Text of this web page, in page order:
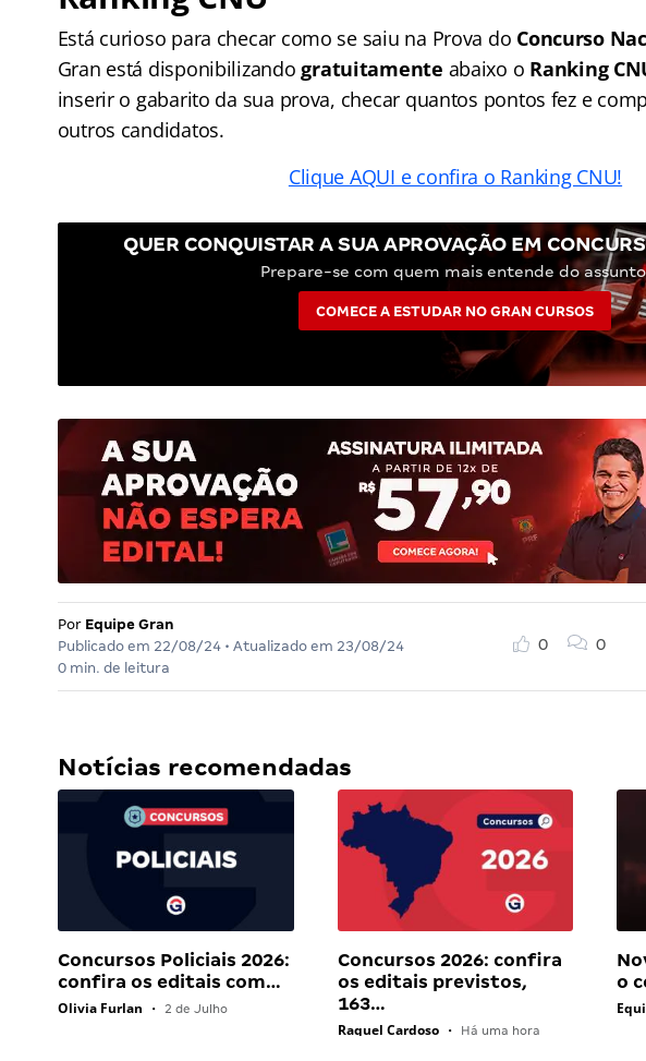
Está curioso para checar como se saiu na Prova do Concurso
Gran está disponibilizandogratuitamente abaixo o Ranking
inserir o gabarito da sua prova, checar quantos pontos fez e
outros candidatos.
Clique AQUI e confira o Ranking CNU!
QUER CONQUISTAR A SUA APROVAÇÃO EM
Prepare-se com quem mais entende do
COMECE A ESTUDAR NO GRAN CURSOS
Por Equipe Gran
Publicado em 22/08/24• Atualizado em 23/08/24
0 min. de leitura
0 0
Notícias recomendadas
Concursos Policiais 2026:
confira os editais com…
Olivia Furlan • 2 de Julho
Concursos 2026: confira
os editais previstos,
163…
Raquel Cardoso • Há uma hora
o